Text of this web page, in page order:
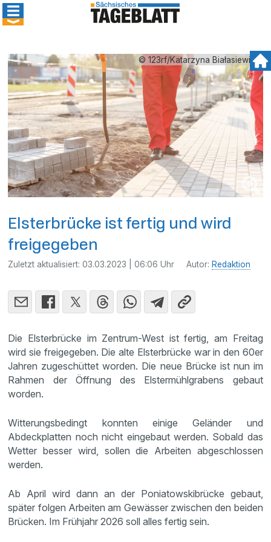
© 123rf/Katarzyna Białasiewicz
Elsterbrücke ist fertig und wird
freigegeben
Zuletzt aktualisiert:03.03.2023 | 06:06 Uhr Autor: Redaktion
Die Elsterbrücke im Zentrum-West ist fertig, am Freitag
wird sie freigegeben. Die alte Elsterbrücke war in den 60er
Jahren zugeschüttet worden. Die neue Brücke ist nun im
Rahmen der Öffnung des Elstermühlgrabens gebaut
worden.
Witterungsbedingt konnten einige Geländer und
Abdeckplatten noch nicht eingebaut werden. Sobald das
Wetter besser wird, sollen die Arbeiten abgeschlossen
werden.
Ab April wird dann an der Poniatowskibrücke gebaut,
später folgen Arbeiten am Gewässer zwischen den beiden
Brücken. Im Frühjahr 2026 soll alles fertig sein.